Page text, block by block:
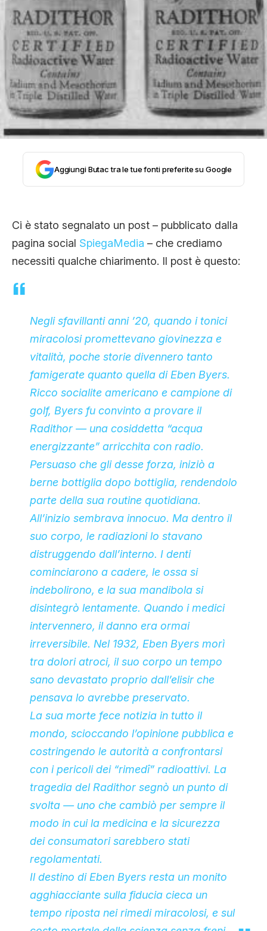
EVERGREEN
EDITORIALI
TRUFFE E SOCIAL NETWORK
CLIMA ED ENERGIA
CONTATTI
CHI SIAMO
Aggiungi Butac tra le tue fonti preferite su Google
Ci è stato segnalato un post – pubblicato dalla
pagina social SpiegaMedia – che crediamo
necessiti qualche chiarimento. Il post è questo:
Negli sfavillanti anni ’20, quando i tonici
miracolosi promettevano giovinezza e
vitalità, poche storie divennero tanto
famigerate quanto quella di Eben Byers.
Ricco socialite americano e campione di
golf, Byers fu convinto a provare il
Radithor — una cosiddetta “acqua
energizzante” arricchita con radio.
Persuaso che gli desse forza, iniziò a
berne bottiglia dopo bottiglia, rendendolo
parte della sua routine quotidiana.
All’inizio sembrava innocuo. Ma dentro il
suo corpo, le radiazioni lo stavano
distruggendo dall’interno. I denti
cominciarono a cadere, le ossa si
indebolirono, e la sua mandibola si
disintegrò lentamente. Quando i medici
intervennero, il danno era ormai
irreversibile. Nel 1932, Eben Byers morì
tra dolori atroci, il suo corpo un tempo
sano devastato proprio dall’elisir che
pensava lo avrebbe preservato.
La sua morte fece notizia in tutto il
mondo, scioccando l’opinione pubblica e
costringendo le autorità a confrontarsi
con i pericoli dei “rimedî” radioattivi. La
tragedia del Radithor segnò un punto di
svolta — uno che cambiò per sempre il
modo in cui la medicina e la sicurezza
dei consumatori sarebbero stati
regolamentati.
Il destino di Eben Byers resta un monito
agghiacciante sulla fiducia cieca un
tempo riposta nei rimedi miracolosi, e sul